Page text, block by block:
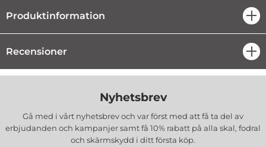
säga polykarbonat, vilket ger ett effektivt skydd för smartphonen.
polyuretan. Dess egenskaper liknar elastiskt gummi, vilket gör det
bekvämt att placera mobilen i skalet och mobilskalet anpassar sig
Skalet har nödvändiga utskärningar för portar och präglade knappar
som underlättar fritt arbete med smartphonen.
Produktinformation
Recensioner
Nyhetsbrev
Gå med i vårt nyhetsbrev och var först med att få ta del av
erbjudanden och kampanjer samt få 10% rabatt på alla skal, fodral
och skärmskydd i ditt första köp.